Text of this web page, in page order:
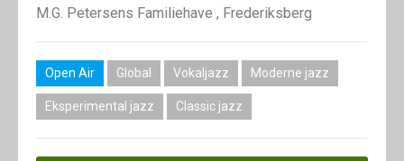
Om
Om fonden
Om
M.G. Petersens Familiehave , Frederiksberg
Open Air Global Vokaljazz Moderne jazz
Eksperimental jazz Classic jazz